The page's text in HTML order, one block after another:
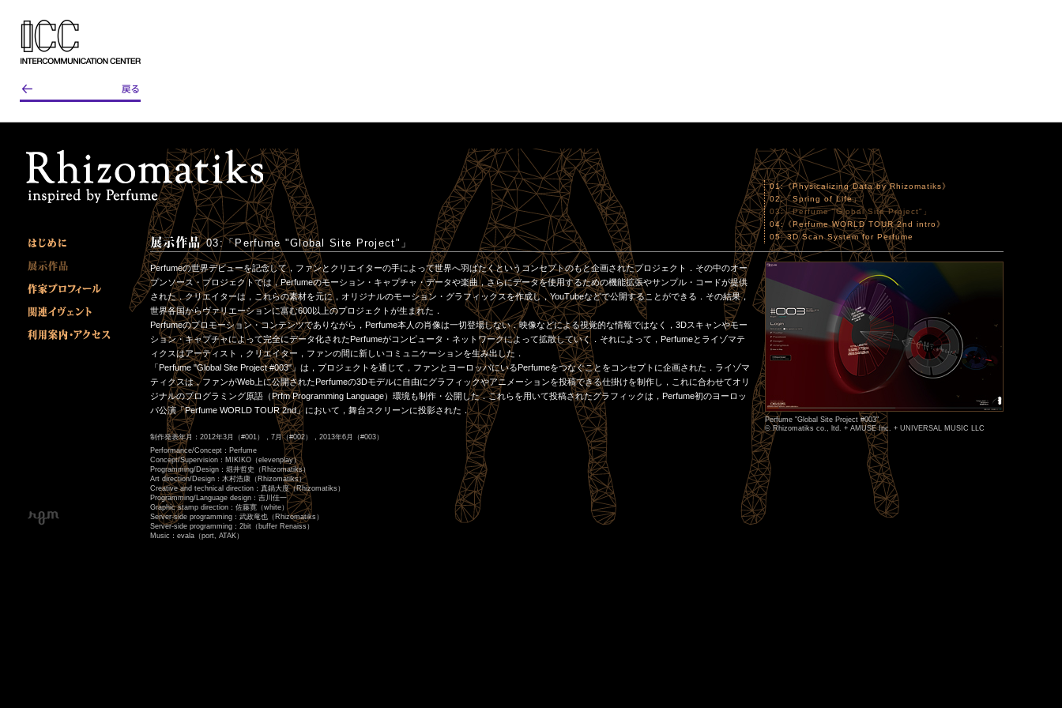
01:《Physicalizing Data by Rhizomatiks》
02:「Spring of Life」
03:「Perfume "Global Site Project"」
04:《Perfume WORLD TOUR 2nd intro》
05: 3D Scan System for Perfume
03:「Perfume "Global Site Project"」
Perfumeの世界デビューを記念して，ファンとクリエイターの手によって世界へ羽ばたくというコンセプトのもと企画されたプロジェクト．その中のオー
プンソース・プロジェクトでは，Perfumeのモーション・キャプチャ・データや楽曲，さらにデータを使用するための機能拡張やサンプル・コードが提供
された．クリエイターは，これらの素材を元に，オリジナルのモーション・グラフィックスを作成し，YouTubeなどで公開することができる．その結果，
世界各国からヴァリエーションに富む600以上のプロジェクトが生まれた．
Perfumeのプロモーション・コンテンツでありながら，Perfume本人の肖像は一切登場しない．映像などによる視覚的な情報ではなく，3Dスキャンやモー
ション・キャプチャによって完全にデータ化されたPerfumeがコンピュータ・ネットワークによって拡散していく．それによって，Perfumeとライゾマテ
ィクスはアーティスト，クリエイター，ファンの間に新しいコミュニケーションを生み出した．
「Perfume "Global Site Project #003"」は，プロジェクトを通じて，ファンとヨーロッパにいるPerfumeをつなぐことをコンセプトに企画された．ライゾマ
ティクスは，ファンがWeb上に公開されたPerfumeの3Dモデルに自由にグラフィックやアニメーションを投稿できる仕掛けを制作し，これに合わせてオリ
ジナルのプログラミング原語（Prfm Programming Language）環境も制作・公開した．これらを用いて投稿されたグラフィックは，Perfume初のヨーロッ
パ公演「Perfume WORLD TOUR 2nd」において，舞台スクリーンに投影された．
制作発表年月：2012年3月（#001），7月（#002），2013年6月（#003）
Performance/Concept：Perfume
Concept/Supervision：MIKIKO（elevenplay）
Programming/Design：堀井哲史（Rhizomatiks）
Art direction/Design：木村浩康（Rhizomatiks）
Creative and technical direction：真鍋大度（Rhizomatiks）
Programming/Language design：吉川佳一
Graphic stamp direction：佐藤寛（white）
Server-side programming：武政竜也（Rhizomatiks）
Server-side programming：2bit（buffer Renaiss）
Music：evala（port, ATAK）
Perfume "Global Site Project #003"
© Rhizomatiks co., ltd. + AMUSE Inc. + UNIVERSAL MUSIC LLC